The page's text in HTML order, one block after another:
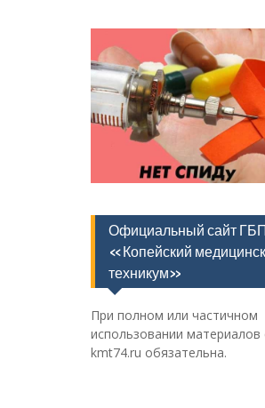
Официальный сайт
«Копейский
техникум»
При полном или частичном
использовании материалов
kmt74.ru обязательна.